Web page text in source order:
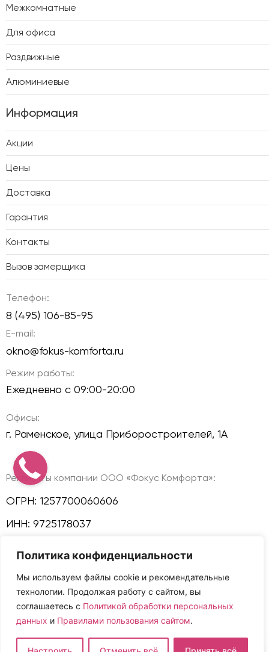
Политика конфиденциальности
Мы используем файлы cookie и рекомендательные
технологии. Продолжая работу с сайтом, вы
соглашаетесь с Политикой обработки персональных
данных и Правилами пользования сайтом.
Межкомнатные
Для офиса
Раздвижные
Алюминиевые
Информация
Акции
Цены
Доставка
Гарантия
Контакты
Вызов замерщика
Телефон:
8 (495) 106-85-95
E-mail:
okno@fokus-komforta.ru
Режим работы:
Ежедневно с 09:00-20:00
Офисы:
г. Раменское, улица Приборостроителей, 1А
Реквизиты компании ООО «Фокус Комфорта»:
ОГРН: 1257700060606
ИНН: 9725178037
КПП: 772501001
Политика конфиденциальности
Мы в соц сетях:
Сайт и размещенная на нем информация не